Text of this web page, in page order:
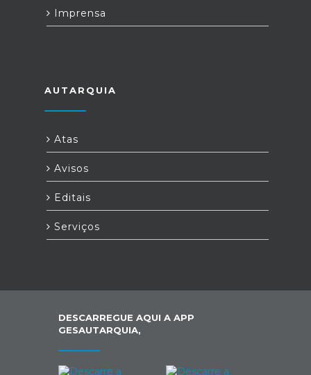
Imprensa
AUTARQUIA
Atas
Avisos
Editais
Serviços
DESCARREGUE AQUI A APP
GESAUTARQUIA,